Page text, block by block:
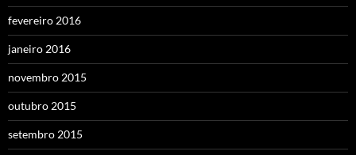
fevereiro 2016
janeiro 2016
novembro 2015
outubro 2015
setembro 2015